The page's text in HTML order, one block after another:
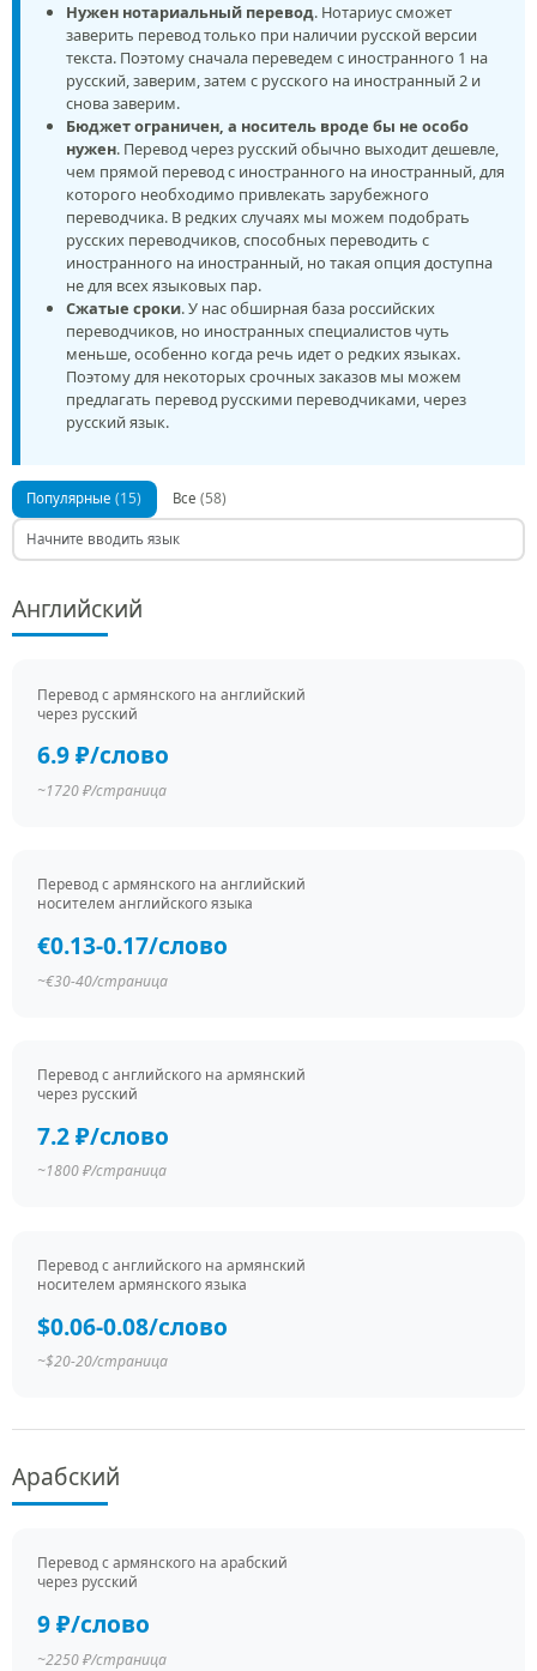
Нужен нотариальный перевод. Нотариус сможет
заверить перевод только при наличии русской версии
текста. Поэтому сначала переведем с иностранного 1 на
русский, заверим, затем с русского на иностранный 2 и
снова заверим.
Бюджет ограничен, а носитель вроде бы не особо
нужен. Перевод через русский обычно выходит дешевле,
чем прямой перевод с иностранного на иностранный, для
которого необходимо привлекать зарубежного
переводчика. В редких случаях мы можем подобрать
русских переводчиков, способных переводить с
иностранного на иностранный, но такая опция доступна
не для всех языковых пар.
Сжатые сроки. У нас обширная база российских
переводчиков, но иностранных специалистов чуть
меньше, особенно когда речь идет о редких языках.
Поэтому для некоторых срочных заказов мы можем
предлагать перевод русскими переводчиками, через
русский язык.
Популярные(15) Все (58)
Английский
Перевод c армянского на английский
через русский
6.9 ₽/слово
~1720 ₽/страница
Перевод c армянского на английский
носителем английского языка
€0.13-0.17/слово
~€30-40/страница
Перевод c английского на армянский
через русский
7.2 ₽/слово
~1800 ₽/страница
Перевод c английского на армянский
носителем армянского языка
$0.06-0.08/слово
~$20-20/страница
Арабский
Перевод c армянского на арабский
через русский
9 ₽/слово
~2250 ₽/страница